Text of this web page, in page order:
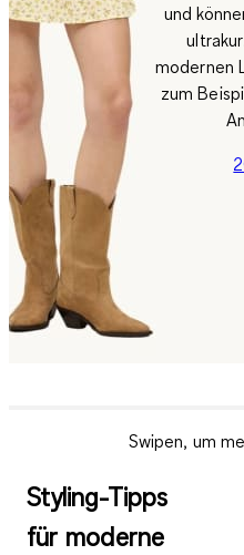
und
modernen
zum
Swipen, um
Styling-Tipps
für moderne